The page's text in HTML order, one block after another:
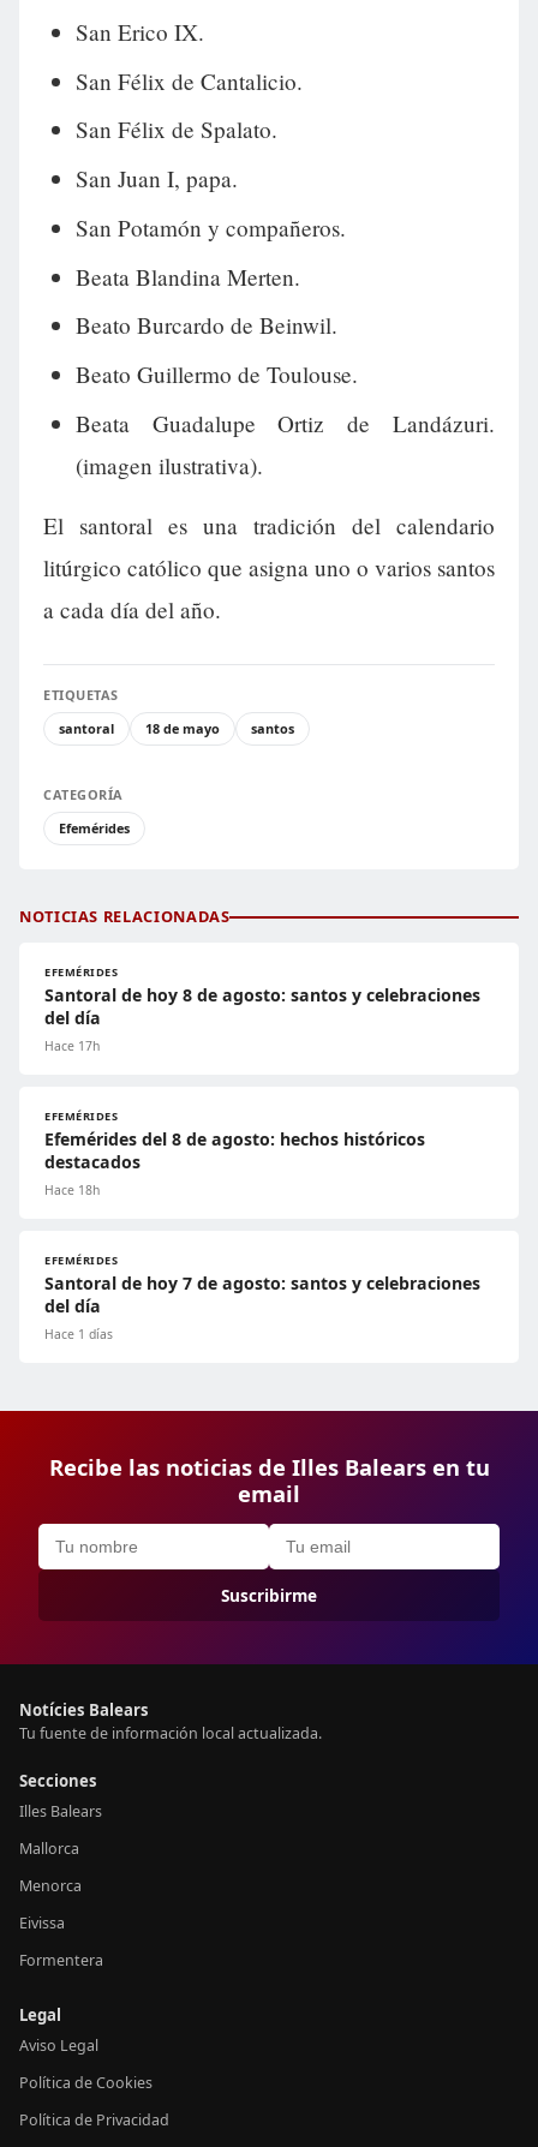
San Erico IX.
San Félix de Cantalicio.
San Félix de Spalato.
San Juan I, papa.
San Potamón y compañeros.
Beata Blandina Merten.
Beato Burcardo de Beinwil.
Beato Guillermo de Toulouse.
Beata Guadalupe Ortiz de Landázuri.
(imagen ilustrativa).
El santoral es una tradición del calendario
litúrgico católico que asigna uno o varios santos
a cada día del año.
ETIQUETAS
santoral
18 de mayo santos
CATEGORÍA
Efemérides
NOTICIAS RELACIONADAS
EFEMÉRIDES
Santoral de hoy 8 de agosto: santos y celebraciones
del día
Hace 17h
EFEMÉRIDES
Efemérides del 8 de agosto: hechos históricos
destacados
Hace 18h
EFEMÉRIDES
Santoral de hoy 7 de agosto: santos y celebraciones
del día
Hace 1 días
Recibe las noticias de Illes Balears en tu
email
Suscribirme
Notícies Balears
Tu fuente de información local actualizada.
Secciones
Illes Balears
Mallorca
Menorca
Eivissa
Formentera
Legal
Aviso Legal
Política de Cookies
Política de Privacidad